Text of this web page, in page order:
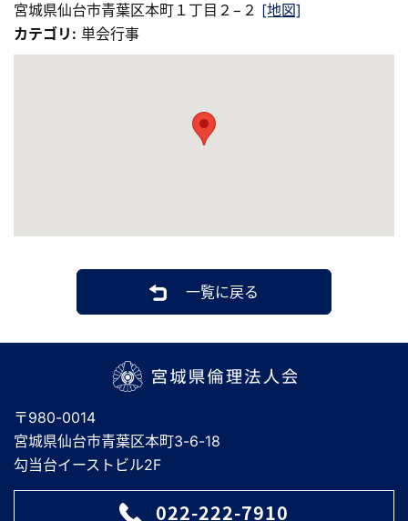
宮城県仙台市青葉区本町１丁目２−２ [地図]
カテゴリ: 単会行事
一覧に戻る
〒980-0014
宮城県仙台市青葉区本町3-6-18
勾当台イーストビル2F
022-222-7910